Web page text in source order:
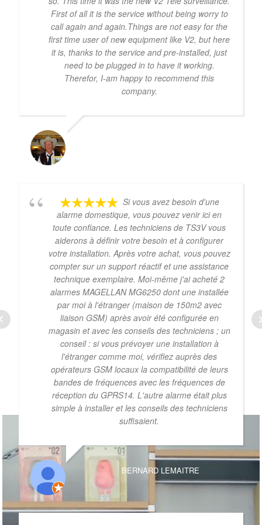
First of all it is the service without being worry to
call again and again.Things are not easy for the
first time user of new equipment like V2, but here
it is, thanks to the service and pre-installed, just
need to be plugged in to have it working.
Therefor, I-am happy to recommend this
company.
Si vous avez besoin d'une
alarme domestique, vous pouvez venir ici en
toute confiance. Les techniciens de TS3V vous
aiderons à définir votre besoin et à configurer
votre installation. Après votre achat, vous pouvez
compter sur un support réactif et une assistance
technique exemplaire. Moi-même j'ai acheté 2
alarmes MAGELLAN MG6250 dont une installée
par moi à l'étranger (maison de 150m2 avec
liaison GSM) après avoir été configurée en
magasin et avec les conseils des techniciens ; un
conseil : si vous prévoyer une installation à
l'étranger comme moi, vérifiez auprès des
opérateurs GSM locaux la compatibilité de leurs
bandes de fréquences avec les fréquences de
réception du GPRS14. L'autre alarme était plus
simple à installer et les conseils des techniciens
suffisaient.
BERNARD LEMAITRE